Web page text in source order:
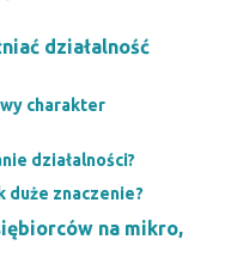
działalność
charakter
działalności?
duże znaczenie?
na mikro,